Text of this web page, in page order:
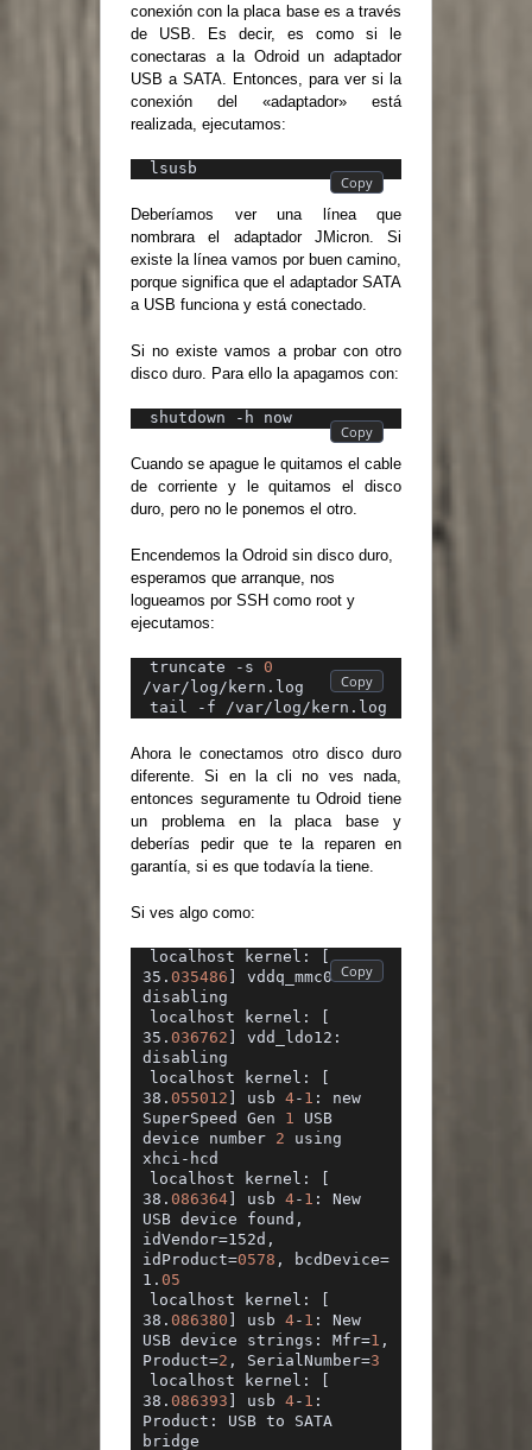
conexión con la placa base es a través
de USB. Es decir, es como si le
conectaras a la Odroid un adaptador
USB a SATA. Entonces, para ver si la
conexión del «adaptador» está
realizada, ejecutamos:
lsusb
Deberíamos ver una línea que
nombrara el adaptador JMicron. Si
existe la línea vamos por buen camino,
porque significa que el adaptador SATA
a USB funciona y está conectado.
Si no existe vamos a probar con otro
disco duro. Para ello la apagamos con:
shutdown -h now
Cuando se apague le quitamos el cable
de corriente y le quitamos el disco
duro, pero no le ponemos el otro.
Encendemos la Odroid sin disco duro,
esperamos que arranque, nos
logueamos por SSH como root y
ejecutamos:
truncate -s 0
/var/log/kern.log
tail -f /var/log/kern.log
Ahora le conectamos otro disco duro
diferente. Si en la cli no ves nada,
entonces seguramente tu Odroid tiene
un problema en la placa base y
deberías pedir que te la reparen en
garantía, si es que todavía la tiene.
Si ves algo como:
localhost kernel: [
35. 035486 ] vddq_mmc0:
disabling
localhost kernel: [
35. 036762 ] vdd_ldo12:
disabling
localhost kernel: [
38. 055012 ] usb 4- 1 : new
SuperSpeed Gen 1 USB
device number 2 using
xhci-hcd
localhost kernel: [
38. 086364 ] usb 4- 1 : New
USB device found,
idVendor=152d,
idProduct=0578 , bcdDevice=
1. 05
localhost kernel: [
38. 086380 ] usb 4- 1 : New
USB device strings: Mfr=1 ,
Product=2 , SerialNumber=3
localhost kernel: [
38. 086393 ] usb 4- 1 :
Product: USB to SATA
bridge